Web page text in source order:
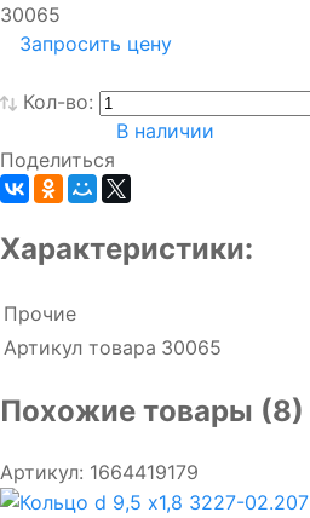
30065
Запросить цену
Кол-во:
В наличии
Поделиться
Характеристики:
Прочие
Артикул товара 30065
Похожие товары (8)
Артикул: 1664419179